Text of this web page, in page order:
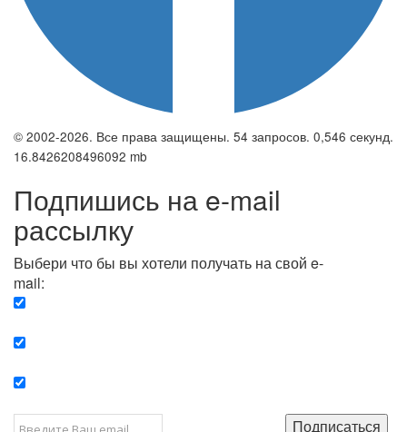
© 2002-2026. Все права защищены. 54 запросов. 0,546 секунд.
16.8426208496092 mb
Подпишись на e-mail
рассылку
Выбери что бы вы хотели получать на свой e-
mail:
Подписаться